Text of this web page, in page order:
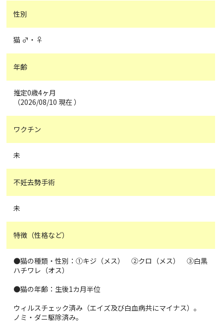
性別
猫 ♂・♀
年齢
推定0歳4ヶ月
（2026/08/10 現在 ）
ワクチン
未
不妊去勢手術
未
特徴（性格など）
●猫の種類・性別：①キジ（メス） ②クロ（メス） ③白黒
ハチワレ（オス）
●猫の年齢：生後1カ月半位
ウィルスチェック済み（エイズ及び白血病共にマイナス）。
ノミ・ダニ駆除済み。